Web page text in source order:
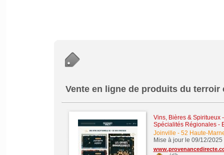
Vente en ligne de produits du terroir
Vins, Bières & Spiritueux
Spécialités Régionales-
Joinville - 52 Haute-
Mise à jour le 09/12/2025